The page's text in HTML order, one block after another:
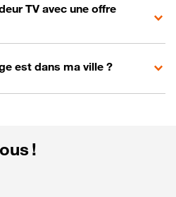
TV avec une offre
est dans ma ville ?
!